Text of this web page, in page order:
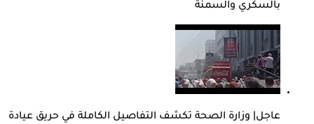
بالسكري والسمنة
عاجل| وزارة الصحة تكشف التفاصيل الكاملة في حريق عيادة